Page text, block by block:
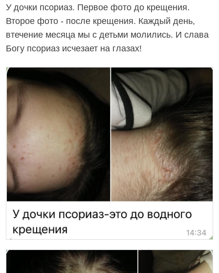
У дочки псориаз. Первое фото до крещения.
Второе фото - после крещения. Каждый день,
втечение месяца мы с детьми молились. И слава
Богу псориаз исчезает на глазах!